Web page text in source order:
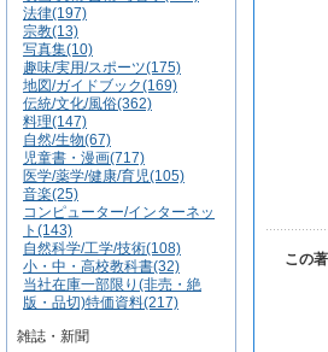
法律(197)
宗教(13)
写真集(10)
趣味/実用/スポーツ(175)
地図/ガイドブック(169)
伝統/文化/風俗(362)
料理(147)
自然/生物(67)
児童書・漫画(717)
医学/薬学/健康/育児(105)
音楽(25)
コンピューター/インターネッ
ト(143)
自然科学/工学/技術(108)
小・中・高校教科書(32)
当社在庫一部限り(非売・絶
版・品切)特価資料(217)
雑誌・新聞
この